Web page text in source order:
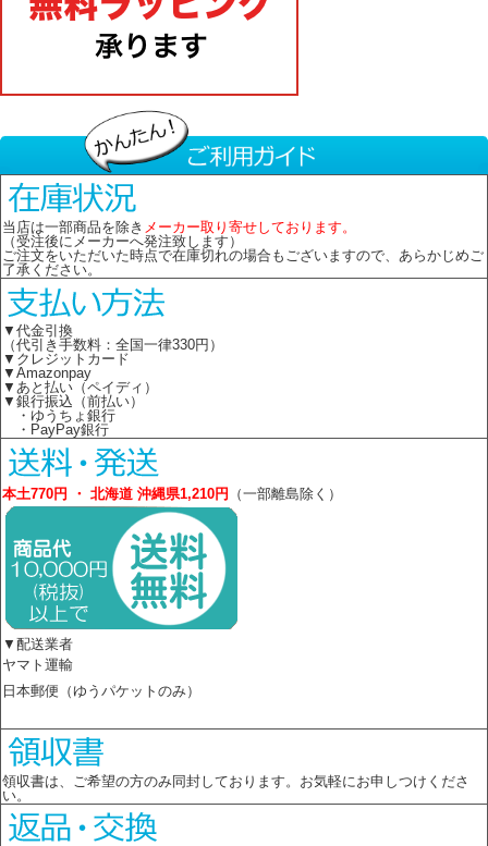
当店は一部商品を除き メーカー取り寄せしております。
（受注後にメーカーへ発注致します）
ご注文をいただいた時点で在庫切れの場合もございますので、あらかじめご
了承ください。
▼代金引換
（代引き手数料：全国一律330円）
▼クレジットカード
▼Amazonpay
▼あと払い（ペイディ）
▼銀行振込（前払い）
・ゆうちょ銀行
・PayPay銀行
本土770円 ・ 北海道 沖縄県1,210円 （一部離島除く）
▼配送業者
ヤマト運輸
日本郵便（ゆうパケットのみ）
領収書は、ご希望の方のみ同封しております。お気軽にお申しつけくださ
い。